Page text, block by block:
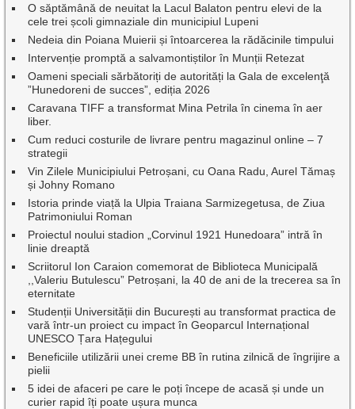
O săptămână de neuitat la Lacul Balaton pentru elevi de la
cele trei școli gimnaziale din municipiul Lupeni
Nedeia din Poiana Muierii și întoarcerea la rădăcinile timpului
Intervenție promptă a salvamontiștilor în Munții Retezat
Oameni speciali sărbătoriți de autorități la Gala de excelenţă
”Hunedoreni de succes”, ediția 2026
Caravana TIFF a transformat Mina Petrila în cinema în aer
liber.
Cum reduci costurile de livrare pentru magazinul online – 7
strategii
Vin Zilele Municipiului Petroșani, cu Oana Radu, Aurel Tămaș
și Johny Romano
Istoria prinde viață la Ulpia Traiana Sarmizegetusa, de Ziua
Patrimoniului Roman
Proiectul noului stadion „Corvinul 1921 Hunedoara” intră în
linie dreaptă
Scriitorul Ion Caraion comemorat de Biblioteca Municipală
,,Valeriu Butulescu” Petroșani, la 40 de ani de la trecerea sa în
eternitate
Studenții Universității din București au transformat practica de
vară într-un proiect cu impact în Geoparcul Internațional
UNESCO Țara Hațegului
Beneficiile utilizării unei creme BB în rutina zilnică de îngrijire a
pielii
5 idei de afaceri pe care le poți începe de acasă și unde un
curier rapid îți poate ușura munca